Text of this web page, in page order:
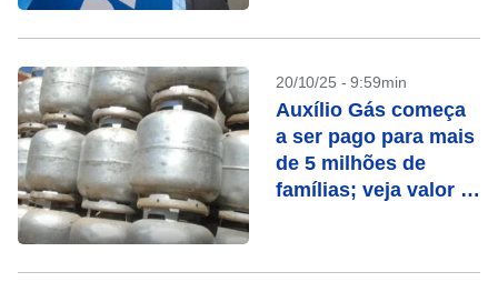
20/10/25 - 9:59min
Auxílio Gás começa
a ser pago para mais
de 5 milhões de
famílias; veja valor e